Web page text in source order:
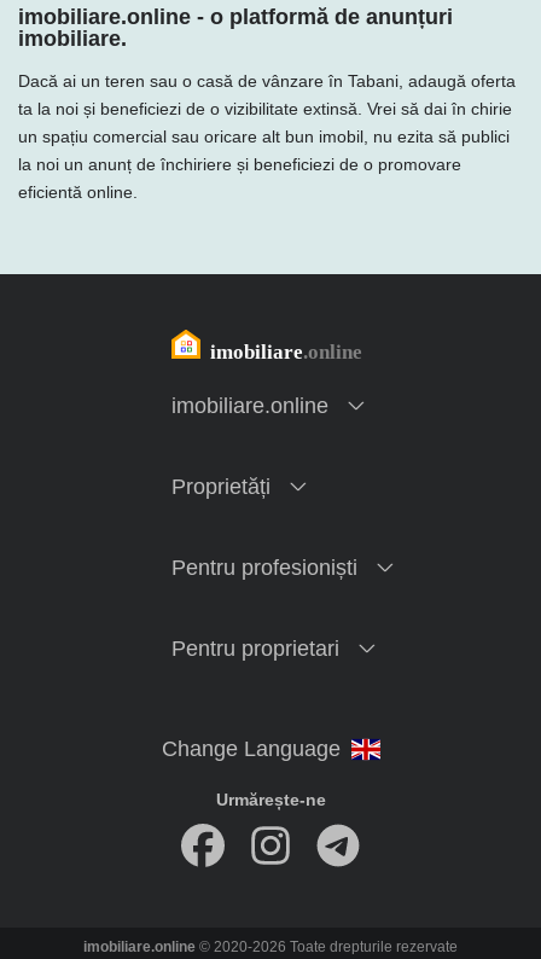
imobiliare.online - o platformă de anunțuri
imobiliare.
Dacă ai un teren sau o casă de vânzare în Tabani, adaugă oferta
ta la noi și beneficiezi de o vizibilitate extinsă. Vrei să dai în chirie
un spațiu comercial sau oricare alt bun imobil, nu ezita să publici
la noi un anunț de închiriere și beneficiezi de o promovare
eficientă online.
imobiliare.online
Proprietăți
Pentru profesioniști
Pentru proprietari
Urmărește-ne
imobiliare.online © 2020-2026 Toate drepturile rezervate